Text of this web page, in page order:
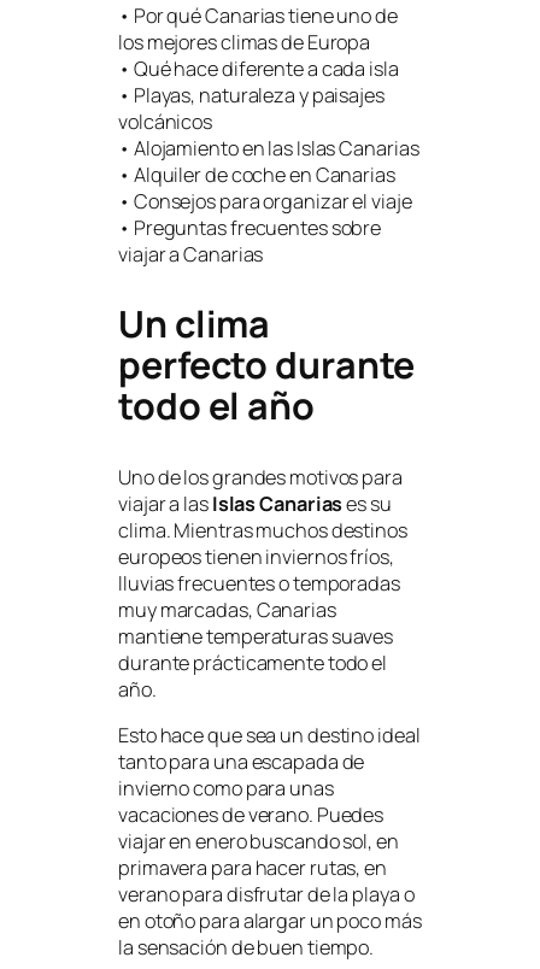
• Por qué Canarias tiene uno de
los mejores climas de Europa
• Qué hace diferente a cada isla
• Playas, naturaleza y paisajes
volcánicos
• Alojamiento en las Islas Canarias
• Alquiler de coche en Canarias
• Consejos para organizar el viaje
• Preguntas frecuentes sobre
viajar a Canarias
Un clima
perfecto durante
todo el año
Uno de los grandes motivos para
viajar a lasIslas Canariases su
clima. Mientras muchos destinos
europeos tienen inviernos fríos,
lluvias frecuentes o temporadas
muy marcadas, Canarias
mantiene temperaturas suaves
durante prácticamente todo el
año.
Esto hace que sea un destino ideal
tanto para una escapada de
invierno como para unas
vacaciones de verano. Puedes
viajar en enero buscando sol, en
primavera para hacer rutas, en
verano para disfrutar de la playa o
en otoño para alargar un poco más
la sensación de buen tiempo.